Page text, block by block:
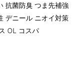
抗菌防臭 つま先補強
デニール ニオイ対策
OL コスパ